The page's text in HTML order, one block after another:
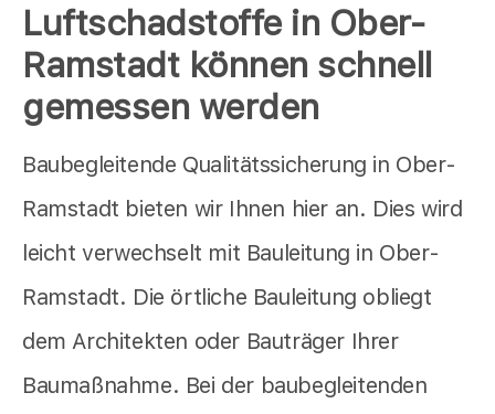
Luftschadstoffe in Ober-
Ramstadt können schnell
gemessen werden
Baubegleitende Qualitätssicherung in Ober-
Ramstadt bieten wir Ihnen hier an. Dies wird
leicht verwechselt mit Bauleitung in Ober-
Ramstadt. Die örtliche Bauleitung obliegt
dem Architekten oder Bauträger Ihrer
Baumaßnahme. Bei der baubegleitenden